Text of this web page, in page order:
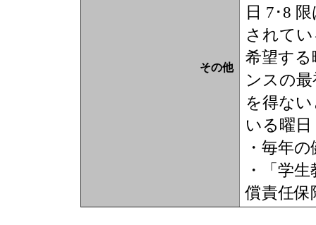
その他
日 7･8
されて
希望する
ンスの
を得な
いる曜
・毎年
・「学
償責任